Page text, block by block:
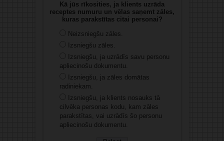
Kā jūs rīkosities, ja klients uzrāda
receptes numuru un vēlas saņemt zāles,
kuras parakstītas citai personai?
Neizsniegšu zāles.
Izsniegšu zāles.
Izsniegšu, ja uzrādīs savu personu
apliecinošu dokumentu.
Izsniegšu, ja zāles domātas
radiniekam.
Izsniegšu, ja klients nosauks tā
cilvēka personas kodu, kam zāles
parakstītas, vai uzrādīs šo personu
apliecinošu dokumentu.